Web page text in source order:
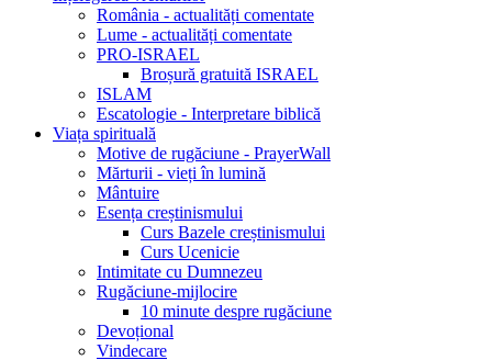
România - actualități comentate
Lume - actualități comentate
PRO-ISRAEL
Broșură gratuită ISRAEL
ISLAM
Escatologie - Interpretare biblică
Viața spirituală
Motive de rugăciune - PrayerWall
Mărturii - vieți în lumină
Mântuire
Esența creștinismului
Curs Bazele creștinismului
Curs Ucenicie
Intimitate cu Dumnezeu
Rugăciune-mijlocire
10 minute despre rugăciune
Devoțional
Vindecare